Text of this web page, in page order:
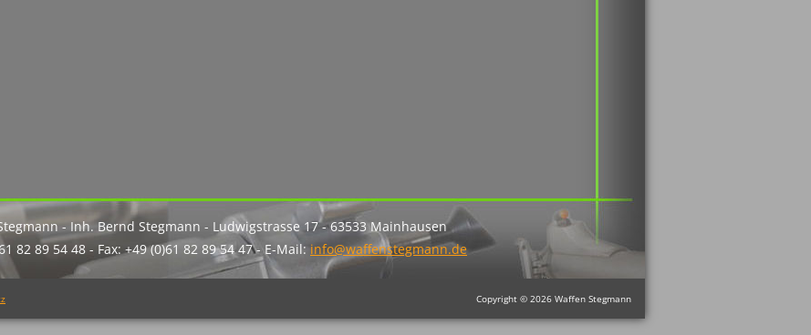
- Inh. Bernd Stegmann - Ludwigstrasse 17 - 63533 Mainhausen
82 89 54 48 - Fax: +49 (0)61 82 89 54 47 - E-Mail: info@waffenstegmann.de
Copyright © 2026 Waffen Stegmann